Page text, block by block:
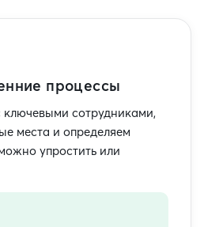
процессы
ключевыми сотрудниками,
места и определяем
упростить или